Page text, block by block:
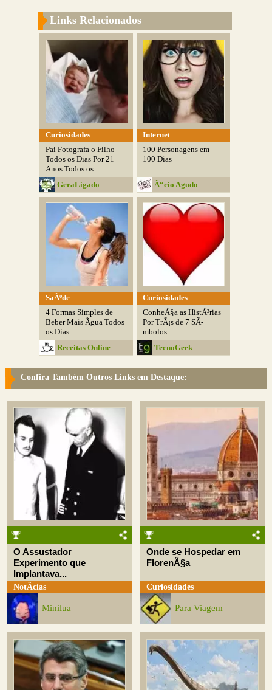
Links Relacionados
Curiosidades
Pai Fotografa o Filho
Todos os Dias Por 21
Anos Todos os...
GeraLigado
Internet
100 Personagens em
100 Dias
Ã“cio Agudo
SaÃºde
4 Formas Simples de
Beber Mais Ãgua Todos
os Dias
Receitas Online
Curiosidades
ConheÃ§a as HistÃ³rias
Por TrÃ¡s de 7 SÃ­
mbolos...
TecnoGeek
Confira Também Outros Links em Destaque:
O Assustador
Experimento que
Implantava...
NotÃ­cias
Minilua
Onde se Hospedar em
FlorenÃ§a
Curiosidades
Para Viagem